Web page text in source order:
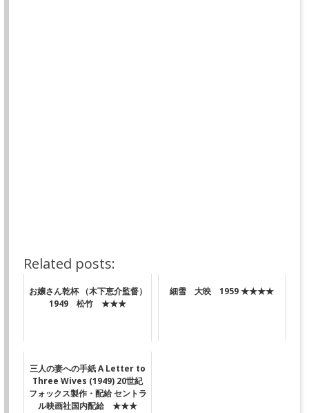
Related posts:
お嬢さん乾杯 （木下恵介監督）
1949 松竹 ★★★
細雪 大映 1959 ★★★★
三人の妻への手紙 A Letter to
Three Wives (1949) 20世紀
フォックス製作・配給 セントラ
ル映画社国内配給 ★★★